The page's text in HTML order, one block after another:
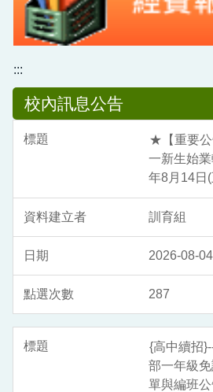
:::
校內訊息公告
★【重要
一新生始
年8月14日
訓育組
2026-08-04
287
{高中續招
部一年級
單與編班公